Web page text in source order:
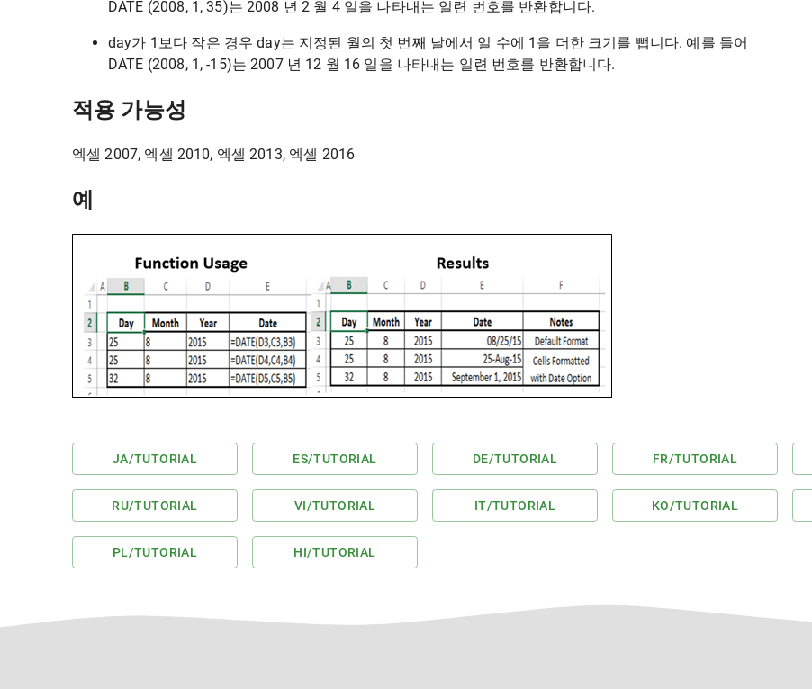
DATE (2008, 1, 35)는 2008 년 2 월 4 일을 나타내는 일련 번호를 반환합니다.
day가 1보다 작은 경우 day는 지정된 월의 첫 번째 날에서 일 수에 1을 더한 크기를 뺍니다. 예를 들어
DATE (2008, 1, -15)는 2007 년 12 월 16 일을 나타내는 일련 번호를 반환합니다.
적용 가능성
엑셀 2007, 엑셀 2010, 엑셀 2013, 엑셀 2016
예
JA/TUTORIAL ES/TUTORIAL DE/TUTORIAL FR/TUTORIAL
RU/TUTORIAL VI/TUTORIAL IT/TUTORIAL KO/TUTORIAL
PL/TUTORIAL HI/TUTORIAL